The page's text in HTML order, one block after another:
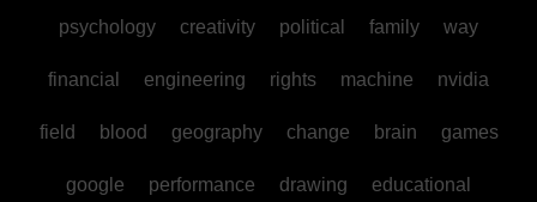
psychology creativity political family way
financial engineering rights machine nvidia
field blood geography change brain games
google performance drawing educational